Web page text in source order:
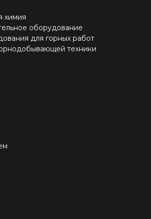
химия
оборудование
для горных работ
техники